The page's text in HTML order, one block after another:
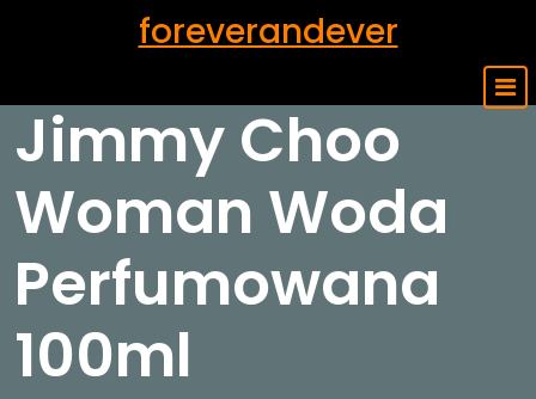
foreverandever
Jimmy Choo
Woman Woda
Perfumowana
100ml